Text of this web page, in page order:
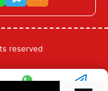
reserved